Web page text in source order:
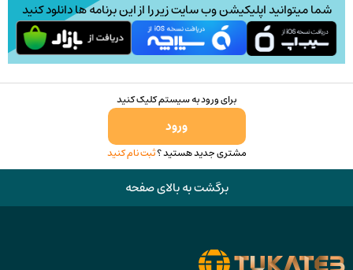
شما میتوانید اپلیکیشن وب سایت زیر را از این برنامه ها دانلود کنید
برای ورود به سیستم کلیک کنید
ورود
مشتری جدید هستید ؟ثبت نام کنید
برگشت به بالای صفحه